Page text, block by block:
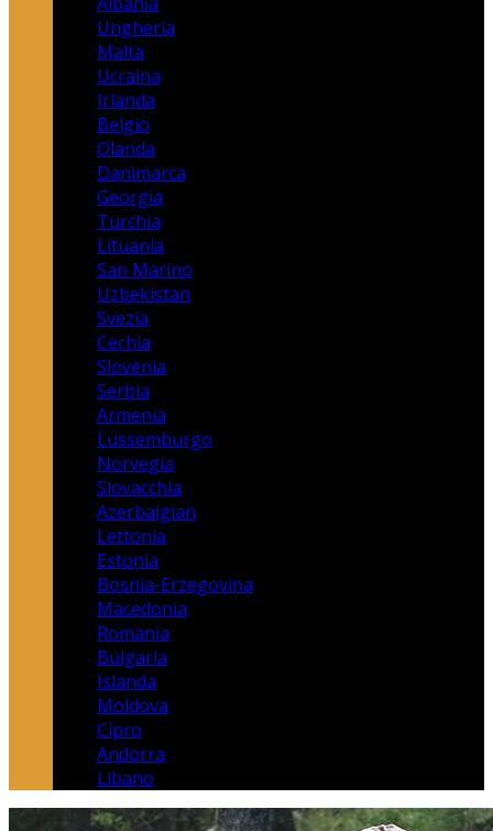
Ungheria
Malta
Ucraina
Irlanda
Belgio
Olanda
Danimarca
Georgia
Turchia
Lituania
San Marino
Uzbekistan
Svezia
Cechia
Slovenia
Serbia
Armenia
Lussemburgo
Norvegia
Slovacchia
Azerbaigian
Lettonia
Estonia
Bosnia-Erzegovina
Macedonia
Romania
Bulgaria
Islanda
Moldova
Cipro
Andorra
Libano